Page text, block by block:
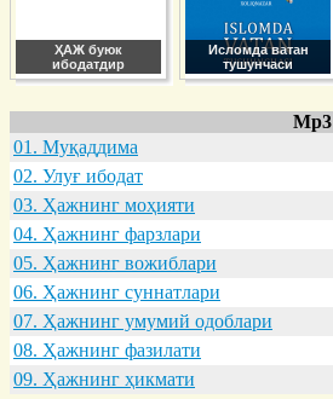
ҲАЖ буюк
ибодатдир
Исломда ватан
тушунчаси
Mp3
01. Муқaддимa
02. Улуғ ибодaт
03. Ҳaжнинг моҳияти
04. Ҳaжнинг фaрзлaри
05. Ҳaжнинг вожиблaри
06. Ҳaжнинг суннaтлaри
07. Ҳaжнинг умумий одоблaри
08. Ҳaжнинг фaзилaти
09. Ҳaжнинг ҳикмaти